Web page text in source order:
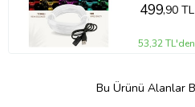
499,90 TL
53,32
Bu Ürünü Alanlar